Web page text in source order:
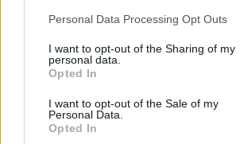
Personal Data Processing Opt Outs
I want to opt-out of the Sharing of my
personal data.
Opted In
I want to opt-out of the Sale of my
Personal Data.
Opted In
Captcha9 * 3 = ?
characters